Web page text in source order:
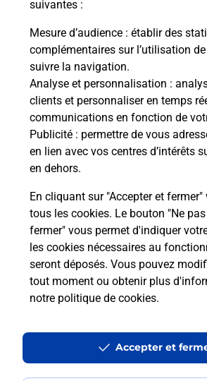
suivantes :
Mesure d’audience : établir des
complémentaires sur l’utilisation
suivre la navigation.
Analyse et personnalisation :
clients et personnaliser en temps
communications en fonction de
Publicité : permettre de vous
en lien avec vos centres d’intérêts
en dehors.
En cliquant sur "Accepter et
tous les cookies. Le bouton "Ne
fermer" vous permet d'indiquer
les cookies nécessaires au
seront déposés. Vous pouvez
tout moment ou obtenir plus
notre politique de cookies.
Accepter et
Boîte aux lettres La Poste
Collecte du courrier aujourd'hui
La Butte Es Gros
50530 Lolif
Le lien s'ouvre dans un nouvel onglet
Localiser Liste Boîtes aux lettres Manche
Accessibilité : partiellement conforme
Conditions contractuelles